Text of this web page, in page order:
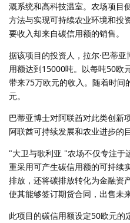
溉系统和高科技温室。农场项目
方法与实现可持续农业环境和投
要收入却来自碳信用额的销售。
据该项目的投资人，拉尔·巴蒂
用额达到15000吨。以每吨50欧
带来75万欧元的收入。随着时间
元。
巴蒂亚博士对阿联酋对此类创新
阿联酋可持续发展和农业进步的目
"大卫与歌利亚 "农场不仅专注于
重采用可产生碳信用额的可持续
排放，还将碳排放转化为金融资
使其能够签订期货合同，出售未
此项目的碳信用额设定50欧元